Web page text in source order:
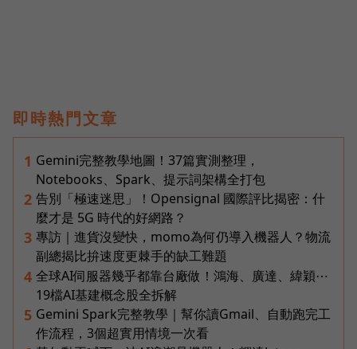
即時熱門文章
1 Gemini完整教學地圖！37篇實測整理，
Notebooks、Spark、提示詞架構全打包
2 告別「極速迷思」！Opensignal 國際評比揭密：什
麼才是 5G 時代的好網路？
3 專訪｜進貨沒變快，momo為何仍導入機器人？物流
副總揭比拚速度更棘手的缺工難題
4 全球AI伺服器幾乎都靠台廠做！鴻海、廣達、緯穎⋯
19檔AI基建概念股全拆解
5 Gemini Spark完整教學｜幫你讀Gmail、自動跑完工
作流程，3個超實用情境一次看